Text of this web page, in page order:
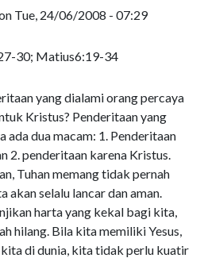
Tue, 24/06/2008 - 07:29
30; Matius6:19-34
yang dialami orang percaya
Kristus? Penderitaan yang
ada dua macam: 1. Penderitaan
2. penderitaan karena Kristus.
Tuhan memang tidak pernah
akan selalu lancar dan aman.
harta yang kekal bagi kita,
hilang. Bila kita memiliki Yesus,
di dunia, kita tidak perlu kuatir